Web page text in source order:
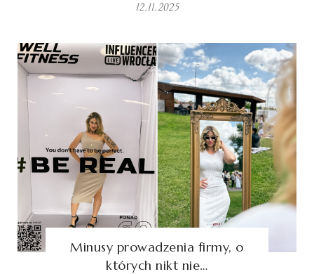
12.11.2025
Minusy prowadzenia firmy, o
których nikt nie…